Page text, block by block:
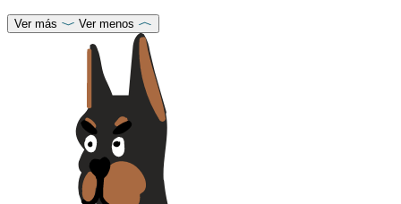
Ver más Ver menos